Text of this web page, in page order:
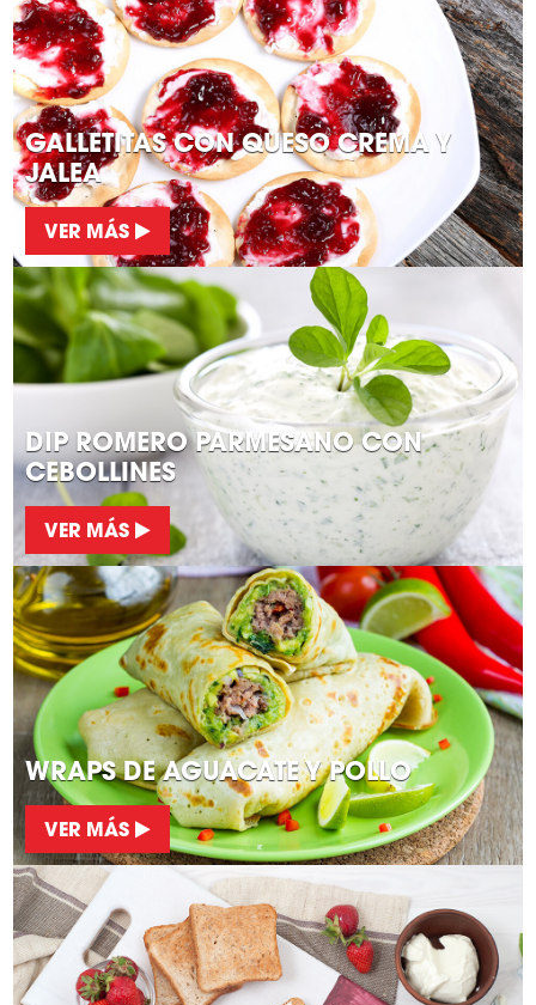
GALLETITAS CON QUESO CREMA Y
JALEA
VER MÁS
DIP ROMERO PARMESANO CON
CEBOLLINES
VER MÁS
WRAPS DE AGUACATE Y POLLO
VER MÁS